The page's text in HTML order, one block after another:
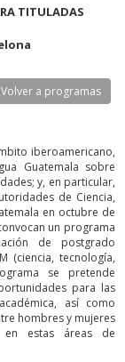
TITULADAS
Volver a programas
iberoamericano,
Guatemala sobre
y, en particular,
de Ciencia,
en octubre de
un programa
de postgrado
(ciencia, tecnología,
se pretende
para las
así como
hombres y mujeres
estas áreas de